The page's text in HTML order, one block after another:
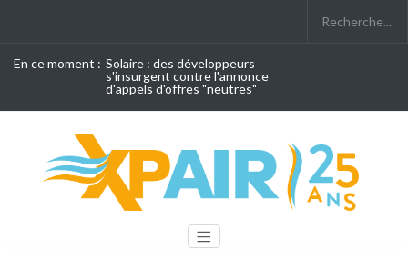
En ce moment : Solaire : des développeurs
s'insurgent contre l'annonce
d'appels d'offres "neutres"